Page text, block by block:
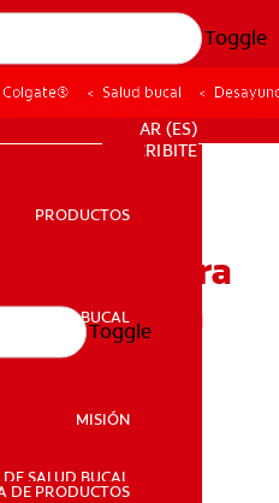
Toggle
SALUD BUCAL
PARA PROFESIONALES
AR (ES)
SUSCRIBITE
PRODUCTOS
SALUD BUCAL
MISIÓN
SALUD BUCAL
DE PRODUCTOS
Toggle
Colgate® Salud bucal
para
ideas para
día